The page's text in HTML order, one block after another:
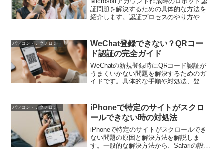
ります。
証問題を解決するための具体的な方法を
紹介します。認証プロセスのやり方や、
ポートへの問い合わせ方法などを詳しく
解説します。
パソコン・テクノロジー
WeChat登録できない？QRコー
ド認証の完全ガイド
WeChatの新規登録時にQRコード認証が
うまくいかない問題を解決するためのガ
イドです。具体的な手順や対処法、登録
パソコン・テクノロジー
iPhoneで特定のサイトがスクロ
ールできない時の対処法
iPhoneで特定のサイトがスクロールでき
ない問題の原因と解決方法を解説しま
す。一般的な解決方法から、Safariの設定